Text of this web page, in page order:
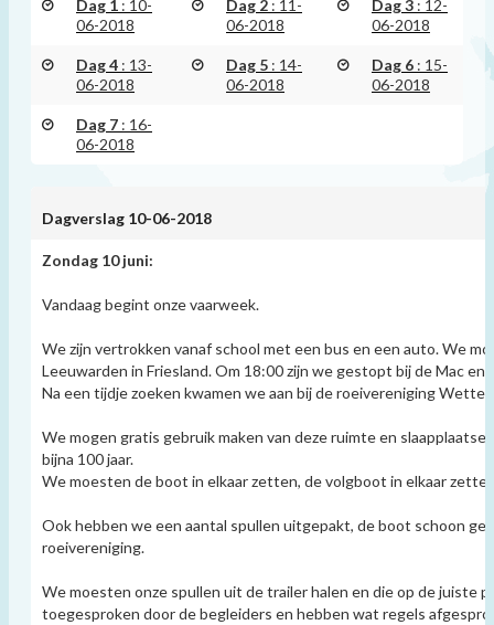
Dag 1 : 10-
06-2018
Dag 2 : 11-
06-2018
Dag 3 : 12-
06-2018
Dag 4 : 13-
06-2018
Dag 5 : 14-
06-2018
Dag 6 : 15-
06-2018
Dag 7 : 16-
06-2018
Dagverslag 10-06-2018
Zondag 10 juni:
Vandaag begint onze vaarweek.
We zijn vertrokken vanaf school met een bus en een auto. We
Leeuwarden in Friesland. Om 18:00 zijn we gestopt bij de Mac
Na een tijdje zoeken kwamen we aan bij de roeivereniging
We mogen gratis gebruik maken van deze ruimte en
bijna 100 jaar.
We moesten de boot in elkaar zetten, de volgboot in elkaar
Ook hebben we een aantal spullen uitgepakt, de boot schoon
roeivereniging.
We moesten onze spullen uit de trailer halen en die op de juiste
toegesproken door de begleiders en hebben wat regels